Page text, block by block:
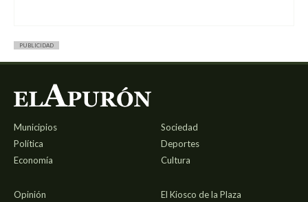
PUBLICIDAD
Municipios
Política
Economía
Sociedad
Deportes
Cultura
Opinión El Kiosco de la Plaza